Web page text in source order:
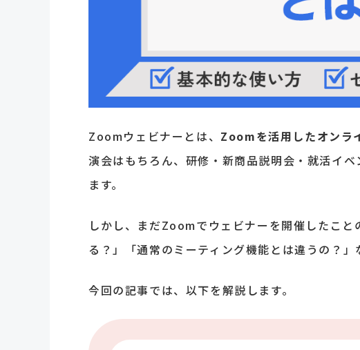
Zoomウェビナーとは、 Zoomを活用したオンラ
演会はもちろん、研修・新商品説明会・就活イベ
ます。
しかし、まだZoomでウェビナーを開催したこ
る？」「通常のミーティング機能とは違うの？」
今回の記事では、以下を解説します。